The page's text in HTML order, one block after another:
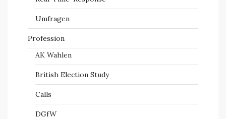
Umfragen
Profession
AK Wahlen
British Election Study
Calls
DGfW